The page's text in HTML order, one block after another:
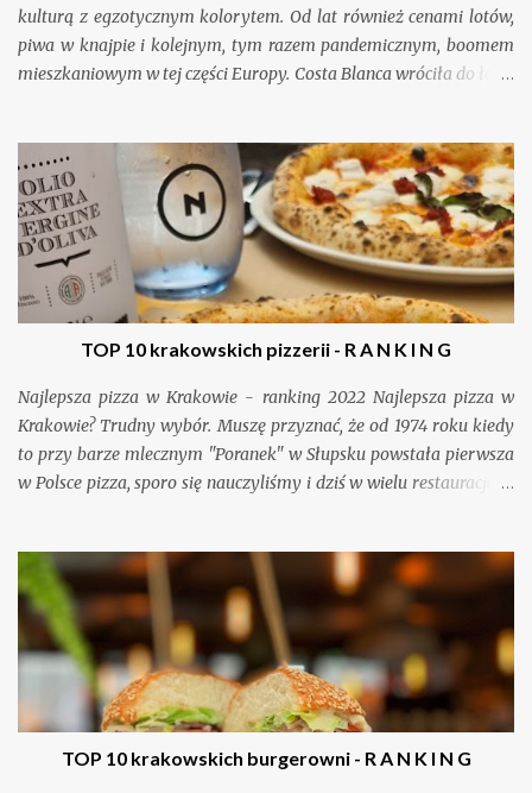
kulturą z egzotycznym kolorytem. Od lat również cenami lotów,
piwa w knajpie i kolejnym, tym razem pandemicznym, boomem
mieszkaniowym w tej części Europy. Costa Blanca wróciła do łask,
właśnie opowiem w tym wpisie.
TOP 10 krakowskich pizzerii - R A N K I N G
Najlepsza pizza w Krakowie - ranking 2022 Najlepsza pizza w
Krakowie? Trudny wybór. Muszę przyznać, że od 1974 roku kiedy
to przy barze mlecznym "Poranek" w Słupsku powstała pierwsza
w Polsce pizza, sporo się nauczyliśmy i dziś w wielu restauracjach
dwa lata i nawet teraz, oddając w Wasze ręce ten ranking
najlepszych miejsc na pizzę w Krakowie nadal mamy wątpliwości
czy jakiegoś naprawdę dobrego miejsca nie pominęliśmy.
Wychodzimy jednak z założenia, że niedosyt może być w tym
wypadku jedynie impulsem do rozpoczęcia własnych poszukiwań
i odkrywania innych pizzowych perełek, których w stolicy
Małopolski na pewno nie brakuje.
TOP 10 krakowskich burgerowni - R A N K I N G